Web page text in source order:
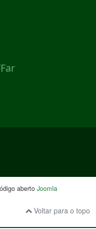
aberto Joomla
Voltar para o topo